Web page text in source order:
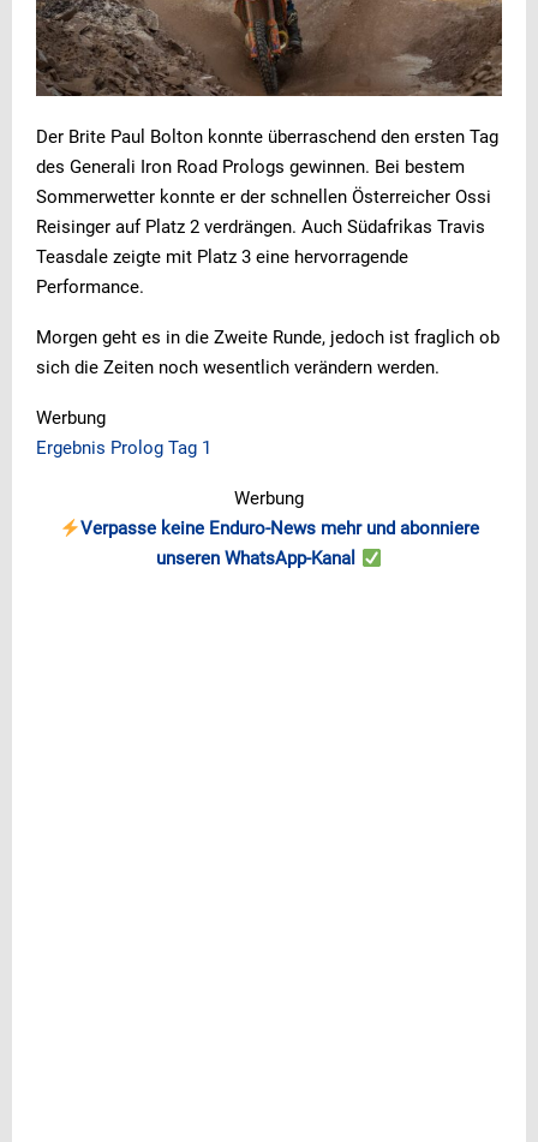
Der Brite Paul Bolton konnte überraschend den ersten Tag
des Generali Iron Road Prologs gewinnen. Bei bestem
Sommerwetter konnte er der schnellen Österreicher Ossi
Reisinger auf Platz 2 verdrängen. Auch Südafrikas Travis
Teasdale zeigte mit Platz 3 eine hervorragende
Performance.
Morgen geht es in die Zweite Runde, jedoch ist fraglich ob
sich die Zeiten noch wesentlich verändern werden.
Werbung
Ergebnis Prolog Tag 1
Werbung
Verpasse keine Enduro-News mehr und abonniere
unseren WhatsApp-Kanal